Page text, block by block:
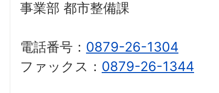
事業部 都市整備課
電話番号： 0879-26-1304
ファックス： 0879-26-1344